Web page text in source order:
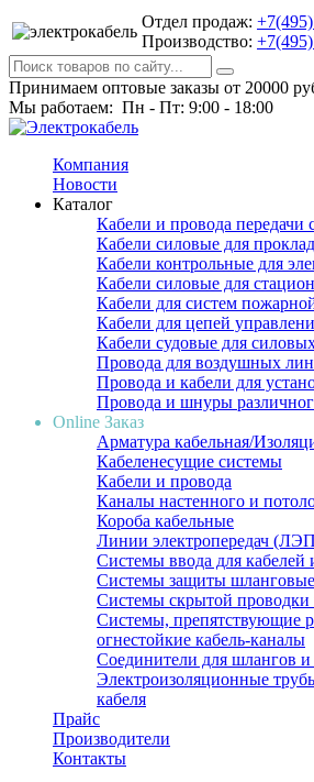
Отдел продаж:
Производство:
Принимаем оптовые заказы от 20000
Мы работаем: Пн - Пт: 9:00 - 18:00
Компания
Новости
Каталог
Кабели и провода передачи
Кабели силовые для
Кабели контрольные для
Кабели силовые для
Кабели для систем
Кабели для цепей
Кабели судовые для
Провода для воздушных
Провода и кабели для
Провода и шнуры
Online Заказ
Арматура кабельная/
Кабеленесущие системы
Кабели и провода
Каналы настенного и
Короба кабельные
Линии электропередач
Системы ввода для кабелей
Системы защиты шланговые
Системы скрытой
Системы, препятствующие
огнестойкие кабель-каналы
Соединители для шлангов и
Электроизоляционные
кабеля
Прайс
Производители
Контакты